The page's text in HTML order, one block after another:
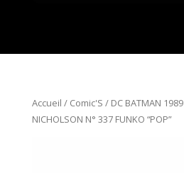
Accueil / Comic'S / DC BATMAN
NICHOLSON N° 337 FUNKO “POP”